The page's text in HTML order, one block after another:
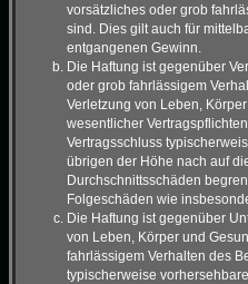
vorsätzliches oder grob
sind. Dies gilt auch für
entgangenen Gewinn.
Die Haftung ist gegenüber
oder grob fahrlässigem
Verletzung von Leben,
wesentlicher
Vertragsschluss
übrigen der Höhe nach auf
Durchschnittsschäden
Folgeschäden wie
Die Haftung ist gegenüber
von Leben, Körper und
fahrlässigem Verhalten des
typischerweise